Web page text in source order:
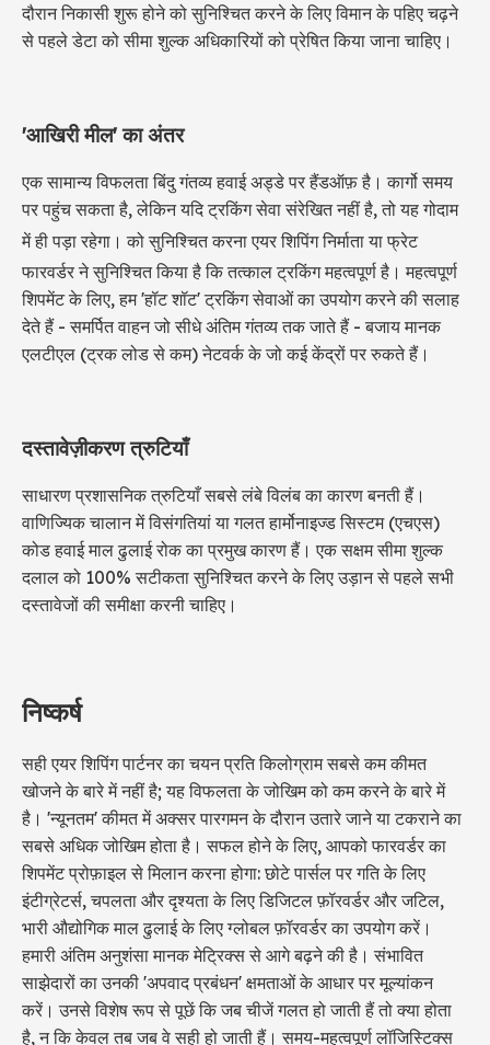
दौरान निकासी शुरू होने को सुनिश्चित करने के लिए विमान के पहिए चढ़ने
से पहले डेटा को सीमा शुल्क अधिकारियों को प्रेषित किया जाना चाहिए।
'आखिरी मील' का अंतर
एक सामान्य विफलता बिंदु गंतव्य हवाई अड्डे पर हैंडऑफ़ है। कार्गो समय
पर पहुंच सकता है, लेकिन यदि ट्रकिंग सेवा संरेखित नहीं है, तो यह गोदाम
में ही पड़ा रहेगा। को सुनिश्चित करनाएयर शिपिंग निर्माताया फ्रेट
फारवर्डर ने सुनिश्चित किया है कि तत्काल ट्रकिंग महत्वपूर्ण है। महत्वपूर्ण
शिपमेंट के लिए, हम 'हॉट शॉट' ट्रकिंग सेवाओं का उपयोग करने की सलाह
देते हैं - समर्पित वाहन जो सीधे अंतिम गंतव्य तक जाते हैं - बजाय मानक
एलटीएल (ट्रक लोड से कम) नेटवर्क के जो कई केंद्रों पर रुकते हैं।
दस्तावेज़ीकरण त्रुटियाँ
साधारण प्रशासनिक त्रुटियाँ सबसे लंबे विलंब का कारण बनती हैं।
वाणिज्यिक चालान में विसंगतियां या गलत हार्मोनाइज्ड सिस्टम (एचएस)
कोड हवाई माल ढुलाई रोक का प्रमुख कारण हैं। एक सक्षम सीमा शुल्क
दलाल को 100% सटीकता सुनिश्चित करने के लिए उड़ान से पहले सभी
दस्तावेजों की समीक्षा करनी चाहिए।
निष्कर्ष
सही एयर शिपिंग पार्टनर का चयन प्रति किलोग्राम सबसे कम कीमत
खोजने के बारे में नहीं है; यह विफलता के जोखिम को कम करने के बारे में
है। 'न्यूनतम' कीमत में अक्सर पारगमन के दौरान उतारे जाने या टकराने का
सबसे अधिक जोखिम होता है। सफल होने के लिए, आपको फारवर्डर का
शिपमेंट प्रोफ़ाइल से मिलान करना होगा: छोटे पार्सल पर गति के लिए
इंटीग्रेटर्स, चपलता और दृश्यता के लिए डिजिटल फ़ॉरवर्डर और जटिल,
भारी औद्योगिक माल ढुलाई के लिए ग्लोबल फ़ॉरवर्डर का उपयोग करें।
हमारी अंतिम अनुशंसा मानक मेट्रिक्स से आगे बढ़ने की है। संभावित
साझेदारों का उनकी 'अपवाद प्रबंधन' क्षमताओं के आधार पर मूल्यांकन
करें। उनसे विशेष रूप से पूछें कि जब चीजें गलत हो जाती हैं तो क्या होता
है, न कि केवल तब जब वे सही हो जाती हैं। समय-महत्वपूर्ण लॉजिस्टिक्स